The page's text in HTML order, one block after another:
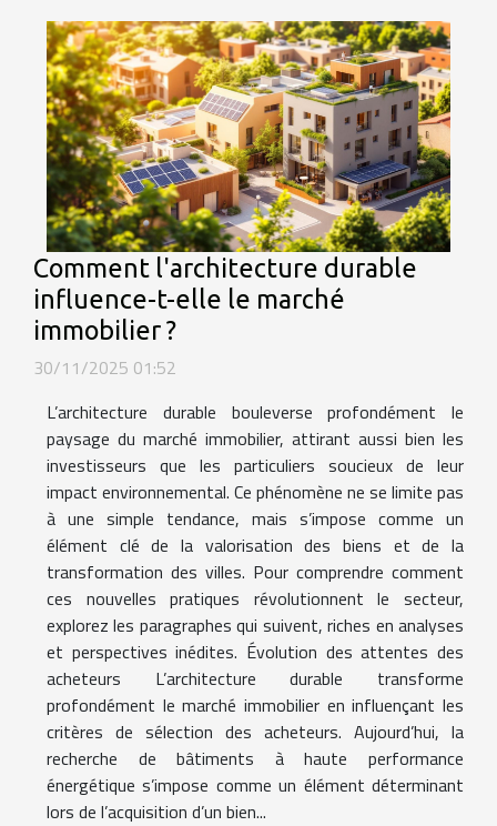
Comment l'architecture durable
influence-t-elle le marché
immobilier ?
30/11/2025 01:52
L’architecture durable bouleverse profondément le
paysage du marché immobilier, attirant aussi bien les
investisseurs que les particuliers soucieux de leur
impact environnemental. Ce phénomène ne se limite pas
à une simple tendance, mais s’impose comme un
élément clé de la valorisation des biens et de la
transformation des villes. Pour comprendre comment
ces nouvelles pratiques révolutionnent le secteur,
explorez les paragraphes qui suivent, riches en analyses
et perspectives inédites. Évolution des attentes des
acheteurs L’architecture durable transforme
profondément le marché immobilier en influençant les
critères de sélection des acheteurs. Aujourd’hui, la
recherche de bâtiments à haute performance
énergétique s’impose comme un élément déterminant
lors de l’acquisition d’un bien...